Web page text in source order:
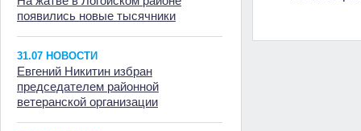
появились новые тысячники
31.07 НОВОСТИ
Евгений Никитин избран
председателем районной
ветеранской организации